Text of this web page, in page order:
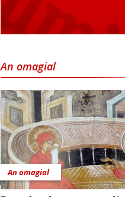
An omagial
An omagial